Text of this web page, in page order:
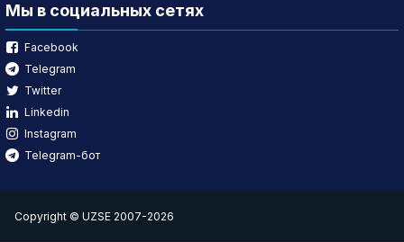
Мы в социальных сетях
Facebook
Telegram
Twitter
Linkedin
Instagram
Telegram-бот
Copyright © UZSE 2007-2026